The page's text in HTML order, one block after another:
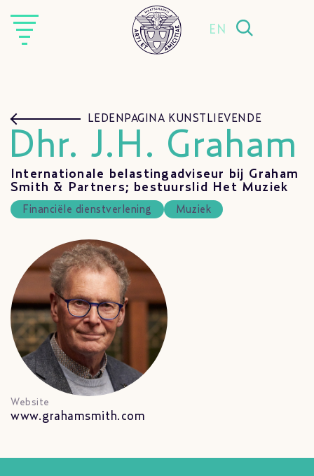
EN
LEDENPAGINA KUNSTLIEVENDE
Dhr. J.H. Graham
Internationale belastingadviseur bij Graham
Smith & Partners; bestuurslid Het Muziek
Financiële dienstverlening Muziek
Website
www.grahamsmith.com